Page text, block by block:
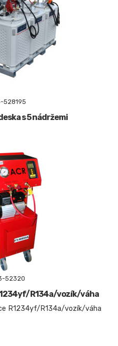
528195
s 5 nádržemi
52320
R134a/vozík/váha
R1234yf/R134a/vozík/váha